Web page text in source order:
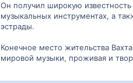
Он получил широкую
музыкальных инструментах, а
эстрады.
Конечное место жительства
мировой музыки, проживая и